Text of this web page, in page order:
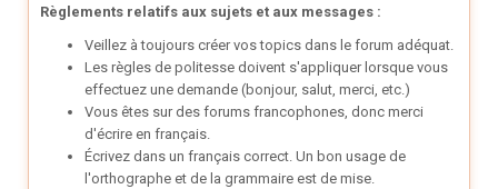
Règlements relatifs aux sujets et aux messages :
Veillez à toujours créer vos topics dans le forum adéquat.
Les règles de politesse doivent s'appliquer lorsque vous
effectuez une demande (bonjour, salut, merci, etc.)
Vous êtes sur des forums francophones, donc merci
d'écrire en français.
Écrivez dans un français correct. Un bon usage de
l'orthographe et de la grammaire est de mise.